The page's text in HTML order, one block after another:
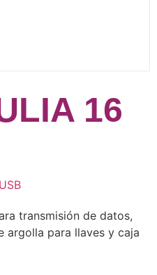
16
USB
transmisión de datos,
argolla para llaves y caja